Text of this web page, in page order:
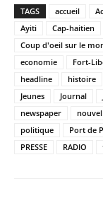
TAGS accueil
Ayiti
Cap-haitien
Coup d'oeil sur le
economie
Fort-
headline
histoire
Jeunes
Journal
newspaper
nouvel
politique
Port de
PRESSE
RADIO